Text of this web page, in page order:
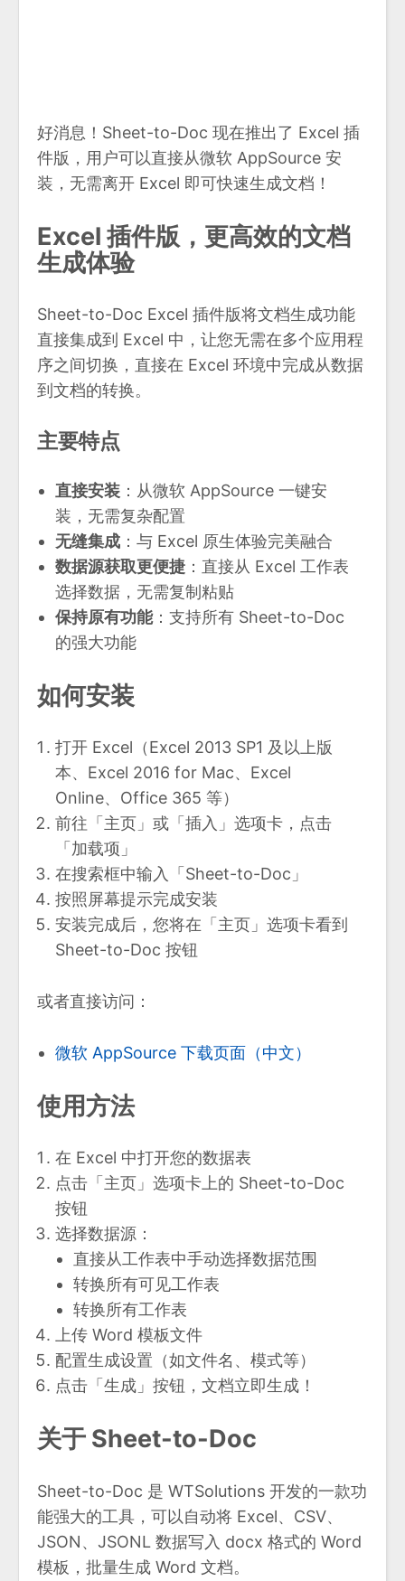
好消息！Sheet-to-Doc 现在推出了 Excel 插
件版，用户可以直接从微软 AppSource 安
装，无需离开 Excel 即可快速生成文档！
Excel 插件版，更高效的文档
生成体验
Sheet-to-Doc Excel 插件版将文档生成功能
直接集成到 Excel 中，让您无需在多个应用程
序之间切换，直接在 Excel 环境中完成从数据
到文档的转换。
主要特点
直接安装 ：从微软 AppSource 一键安
装，无需复杂配置
无缝集成 ：与 Excel 原生体验完美融合
数据源获取更便捷 ：直接从 Excel 工作表
选择数据，无需复制粘贴
保持原有功能：支持所有 Sheet-to-Doc
的强大功能
如何安装
打开 Excel（Excel 2013 SP1 及以上版
本、Excel 2016 for Mac、Excel
Online、Office 365 等）
前往「主页」或「插入」选项卡，点击
「加载项」
在搜索框中输入「Sheet-to-Doc」
按照屏幕提示完成安装
安装完成后，您将在「主页」选项卡看到
Sheet-to-Doc 按钮
或者直接访问：
微软 AppSource 下载页面（中文）
使用方法
在 Excel 中打开您的数据表
点击「主页」选项卡上的 Sheet-to-Doc
按钮
选择数据源：
直接从工作表中手动选择数据范围
转换所有可见工作表
转换所有工作表
上传 Word 模板文件
配置生成设置（如文件名、模式等）
点击「生成」按钮，文档立即生成！
关于 Sheet-to-Doc
Sheet-to-Doc 是 WTSolutions 开发的一款功
能强大的工具，可以自动将 Excel、CSV、
JSON、JSONL 数据写入 docx 格式的 Word
模板，批量生成 Word 文档。